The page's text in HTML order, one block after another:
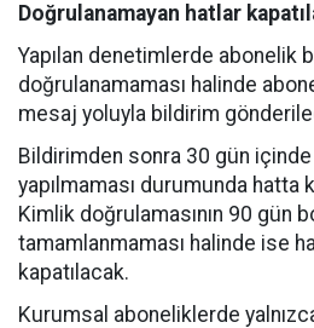
Doğrulanamayan hatlar
Yapılan denetimlerde abonelik
doğrulanamaması halinde
mesaj yoluyla bildirim
Bildirimden sonra 30 gün
yapılmaması durumunda hatta
Kimlik doğrulamasının 90 gün
tamamlanmaması halinde ise
kapatılacak.
Kurumsal aboneliklerde